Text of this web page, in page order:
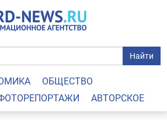
Найти
ОБЩЕСТВО
АВТОРСКОЕ